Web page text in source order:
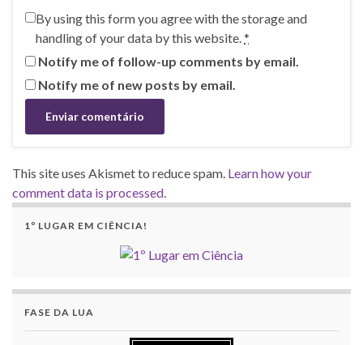
By using this form you agree with the storage and
handling of your data by this website.*
Notify me of follow-up comments by email.
Notify me of new posts by email.
This site uses Akismet to reduce spam. Learn how your
comment data is processed.
1º LUGAR EM CIÊNCIA!
FASE DA LUA